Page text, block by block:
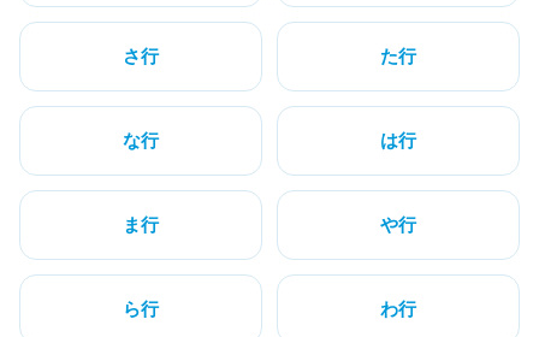
さ行 た行
な行 は行
ま行 や行
ら行 わ行